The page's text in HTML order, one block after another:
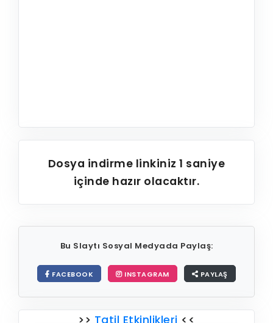
Dosya indirme linkiniz1 saniye
içinde hazır olacaktır.
Bu Slaytı Sosyal Medyada Paylaş:
FACEBOOK INSTAGRAM PAYLAŞ
>> Tatil Etkinlikleri <<